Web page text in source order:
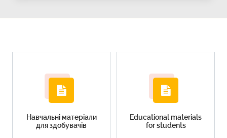
Навчальні матеріали
для здобувачів
Educational materials
for students